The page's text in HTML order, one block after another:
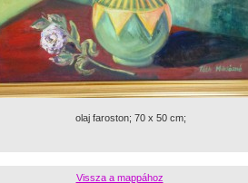
olaj faroston; 70 x 50 cm;
Vissza a mappához